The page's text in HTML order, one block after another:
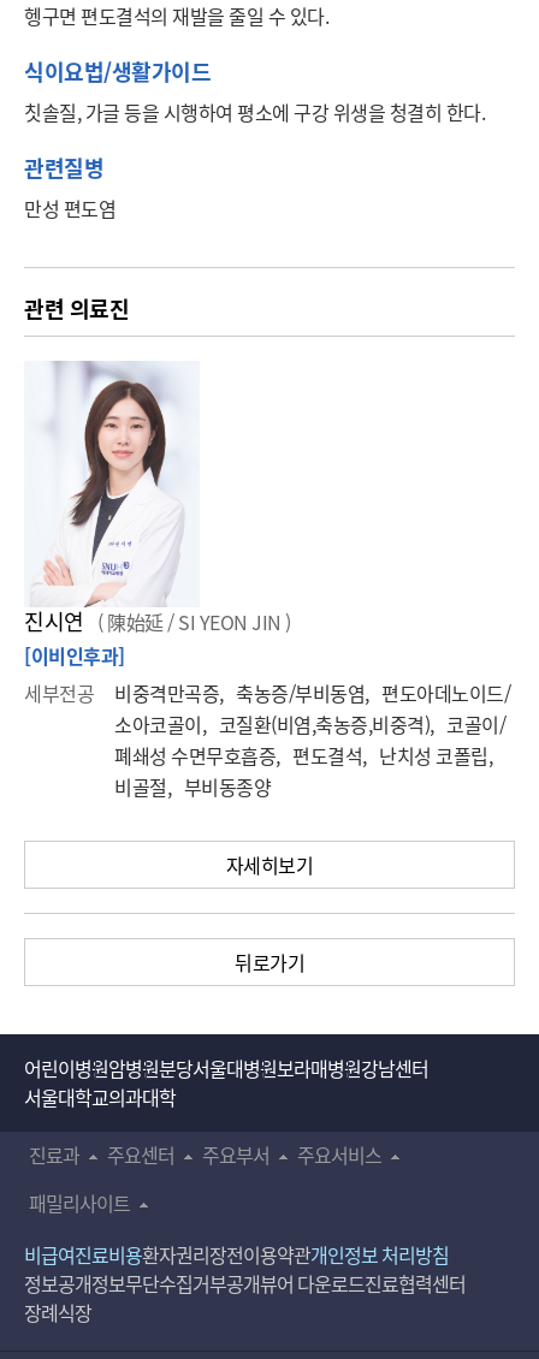
헹구면 편도결석의 재발을 줄일 수 있다.
식이요법/생활가이드
칫솔질, 가글 등을 시행하여 평소에 구강 위생을 청결히 한다.
관련질병
만성 편도염
관련 의료진
진시연 ( 陳始延 / SI YEON JIN )
[이비인후과]
세부전공
비중격만곡증, 축농증/부비동염, 편도아데노이드/
소아코골이, 코질환(비염,축농증,비중격), 코골이/
폐쇄성 수면무호흡증, 편도결석, 난치성 코폴립,
비골절, 부비동종양
자세히보기
뒤로가기
어린이병원암병원분당서울대병원보라매병원강남센터
서울대학교의과대학
진료과
주요센터 주요부서
주요서비스
패밀리사이트
비급여진료비용환자권리장전이용약관개인정보 처리방침
정보공개정보무단수집거부공개뷰어 다운로드진료협력센터
장례식장